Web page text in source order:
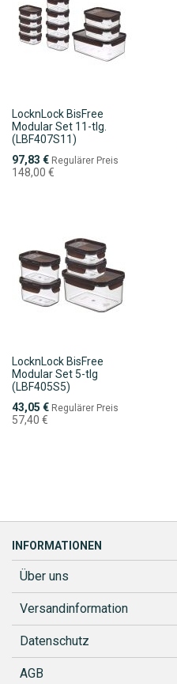
LocknLock BisFree
Modular Set 11-tlg.
(LBF407S11)
Sonderpreis
97,83 € Regulärer Preis
148,00 €
LocknLock BisFree
Modular Set 5-tlg
(LBF405S5)
Sonderpreis
43,05 € Regulärer Preis
57,40 €
INFORMATIONEN
Über uns
Versandinformation
Datenschutz
AGB